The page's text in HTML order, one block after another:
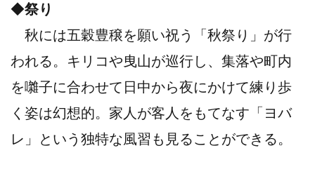
◆祭り
秋には五穀豊穣を願い祝う「秋祭り」が行
われる。キリコや曳山が巡行し、集落や町内
を囃子に合わせて日中から夜にかけて練り歩
く姿は幻想的。家人が客人をもてなす「ヨバ
レ」という独特な風習も見ることができる。